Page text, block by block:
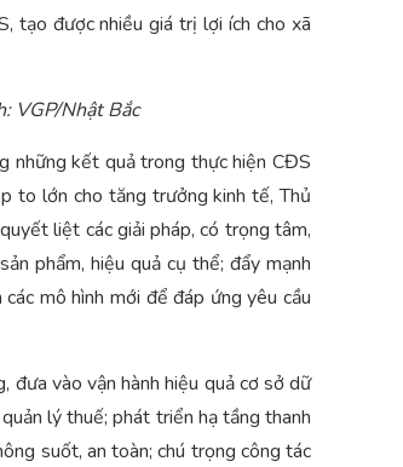
tạo được nhiều giá trị lợi ích cho xã
VGP/Nhật Bắc
những kết quả trong thực hiện CĐS
to lớn cho tăng trưởng kinh tế, Thủ
liệt các giải pháp, có trọng tâm,
phẩm, hiệu quả cụ thể; đẩy mạnh
mô hình mới để đáp ứng yêu cầu
đưa vào vận hành hiệu quả cơ sở dữ
lý thuế; phát triển hạ tầng thanh
suốt, an toàn; chú trọng công tác